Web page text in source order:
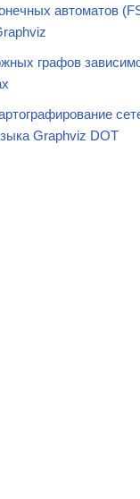
автоматов
графов
Graphviz DOT